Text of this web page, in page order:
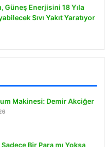
Güneş Enerjisini 18 Yıla
Sıvı Yakıt Yaratıyor
Makinesi: Demir Akciğer
Bir Para mı Yoksa